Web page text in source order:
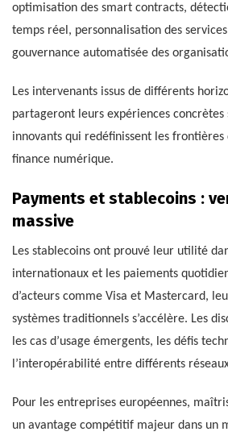
optimisation des smart contracts,
temps réel, personnalisation des
gouvernance automatisée des
Les intervenants issus de différents
partageront leurs expériences concrètes
innovants qui redéfinissent les frontières
finance numérique.
Payments et stablecoins :
massive
Les stablecoins ont prouvé leur utilité
internationaux et les paiements
d’acteurs comme Visa et Mastercard,
systèmes traditionnels s’accélère. Les
les cas d’usage émergents, les défis
l’interopérabilité entre différents
Pour les entreprises européennes,
un avantage compétitif majeur dans un